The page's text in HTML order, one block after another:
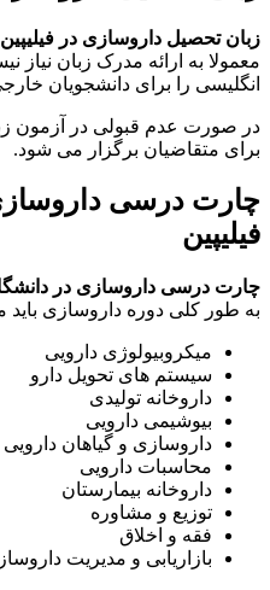
زبان تحصیل داروسازی در فیلیپین
معمولا به ارائه مدرک زبان نیاز
انگلیسی را برای دانشجویان
در صورت عدم قبولی در آزمون
برای متقاضیان برگزار می شود.
چارت درسی
فیلیپین
چارت درسی داروسازی در
به طور کلی دوره داروسازی
میکروبیولوژی دارویی
سیستم های تحویل دارو
داروخانه تولیدی
بیوشیمی دارویی
داروسازی و گیاهان دارویی
محاسبات دارویی
داروخانه بیمارستان
توزیع و مشاوره
فقه و اخلاق
بازاریابی و مدیریت